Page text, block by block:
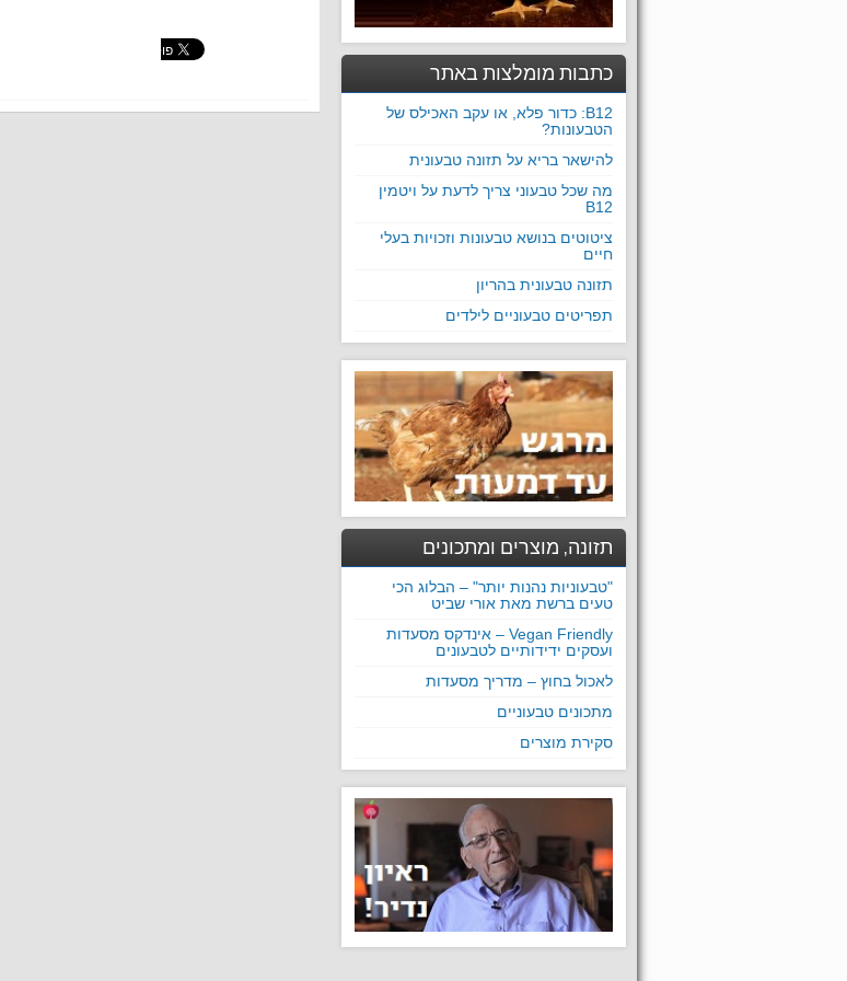
כתבות מומלצות באתר
B12: כדור פלא, או עקב האכילס של
הטבעונות?
להישאר בריא על תזונה טבעונית
מה שכל טבעוני צריך לדעת על ויטמין
B12
ציטוטים בנושא טבעונות וזכויות בעלי
חיים
תזונה טבעונית בהריון
תפריטים טבעוניים לילדים
תזונה, מוצרים ומתכונים
"טבעוניות נהנות יותר" – הבלוג הכי
טעים ברשת מאת אורי שביט
Vegan Friendly – אינדקס מסעדות
ועסקים ידידותיים לטבעונים
לאכול בחוץ – מדריך מסעדות
מתכונים טבעוניים
סקירת מוצרים